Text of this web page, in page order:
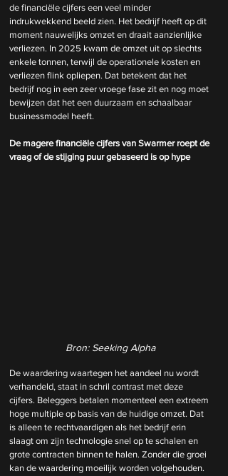
de financiële cijfers een veel minder
indrukwekkend beeld zien. Het bedrijf heeft op dit
moment nauwelijks omzet en draait aanzienlijke
verliezen. In 2025 kwam de omzet uit op slechts
enkele tonnen, terwijl de operationele kosten en
verliezen flink opliepen. Dat betekent dat het
bedrijf nog in een zeer vroege fase zit en nog moet
bewijzen dat het een duurzaam en schaalbaar
businessmodel heeft.
De magere financiële cijfers van Swarmer roept de
vraag of de stijging puur gebaseerd is op hype
Bron: Seeking Alpha
De waardering waartegen het aandeel nu wordt
verhandeld, staat in schril contrast met deze
cijfers. Beleggers betalen momenteel een extreem
hoge multiple op basis van de huidige omzet. Dat
is alleen te rechtvaardigen als het bedrijf erin
slaagt om zijn technologie snel op te schalen en
grote contracten binnen te halen. Zonder die groei
kan de waardering moeilijk worden volgehouden.